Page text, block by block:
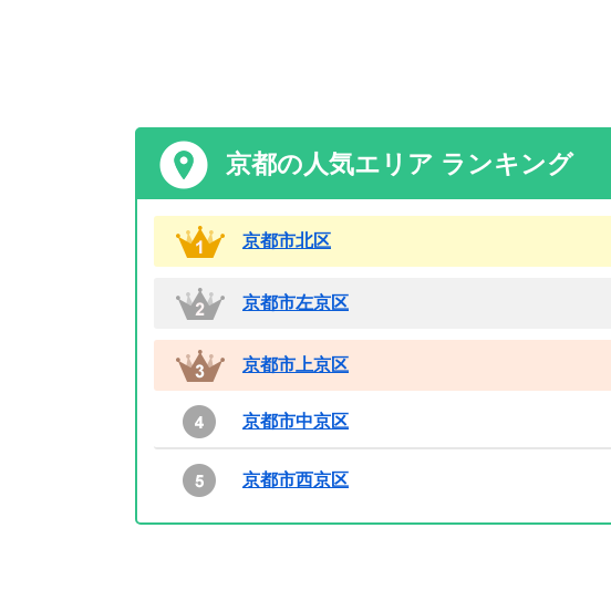
京都の人気エリア ランキング
京都市北区
京都市左京区
京都市上京区
京都市中京区
京都市西京区